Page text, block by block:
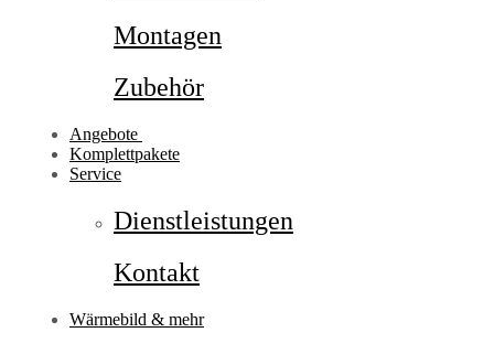
Montagen
Zubehör
Angebote
Komplettpakete
Service
Dienstleistungen
Kontakt
Wärmebild & mehr